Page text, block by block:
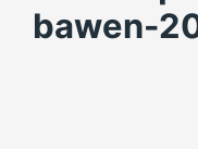
bawen-